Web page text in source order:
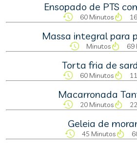
Ensopado de PTS
60 Minutos
Massa integral para
Minutos 69
Torta fria de
60 Minutos
Macarronada
20 Minutos
Geleia de
45 Minutos